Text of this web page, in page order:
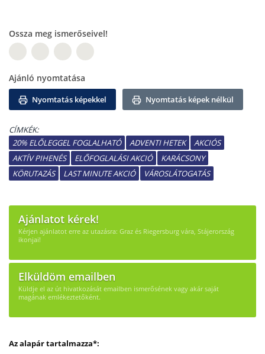
Ossza meg ismerőseivel!
Ajánló nyomtatása
Nyomtatás képekkel Nyomtatás képek nélkül
CÍMKÉK:
20% ELŐLEGGEL FOGLALHATÓ
ADVENTI HETEK
AKCIÓS
AKTÍV PIHENÉS
ELŐFOGLALÁSI AKCIÓ
KARÁCSONY
KÖRUTAZÁS
LAST MINUTE AKCIÓ VÁROSLÁTOGATÁS
Ajánlatot kérek!
Kérjen ajánlatot erre az utazásra: Graz és Riegersburg vára, Stájerország
ikonjai!
Elküldöm emailben
Küldje el az út hivatkozását emailben ismerősének vagy akár saját
magának emlékeztetőként.
Az alapár tartalmazza*: